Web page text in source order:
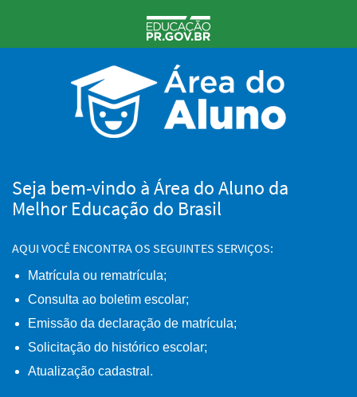
Seja bem-vindo à Área do Aluno da
Melhor Educação do Brasil
AQUI VOCÊ ENCONTRA OS SEGUINTES SERVIÇOS:
Matrícula ou rematrícula;
Consulta ao boletim escolar;
Emissão da declaração de matrícula;
Solicitação do histórico escolar;
Atualização cadastral.